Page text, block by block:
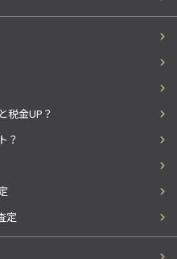
税金UP？
？
定